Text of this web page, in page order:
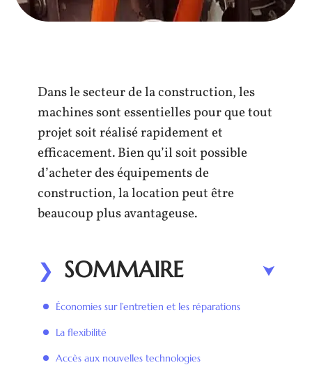
Dans le secteur de la construction, les
machines sont essentielles pour que tout
projet soit réalisé rapidement et
efficacement. Bien qu’il soit possible
d’acheter des équipements de
construction, la location peut être
beaucoup plus avantageuse.
SOMMAIRE
Économies sur l’entretien et les réparations
La flexibilité
Accès aux nouvelles technologies